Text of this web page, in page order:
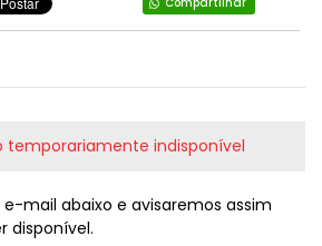
temporariamente indisponível
mail abaixo e avisaremos assim
disponível.